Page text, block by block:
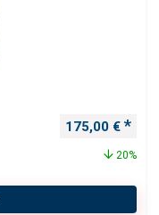
175,00 €
20%